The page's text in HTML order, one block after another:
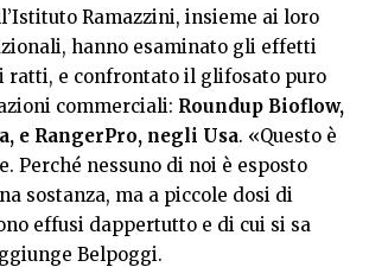
Ramazzini, insieme ai loro
hanno esaminato gli effetti
ratti, e confrontato il glifosato puro
commerciali: Roundup Bioflow,
e RangerPro, negli Usa. «Questo è
Perché nessuno di noi è esposto
sostanza, ma a piccole dosi di
effusi dappertutto e di cui si sa
Belpoggi.